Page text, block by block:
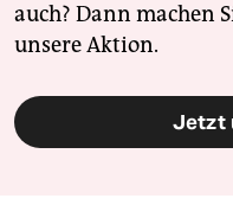
auch? Dann machen
unsere Aktion.
Jetzt